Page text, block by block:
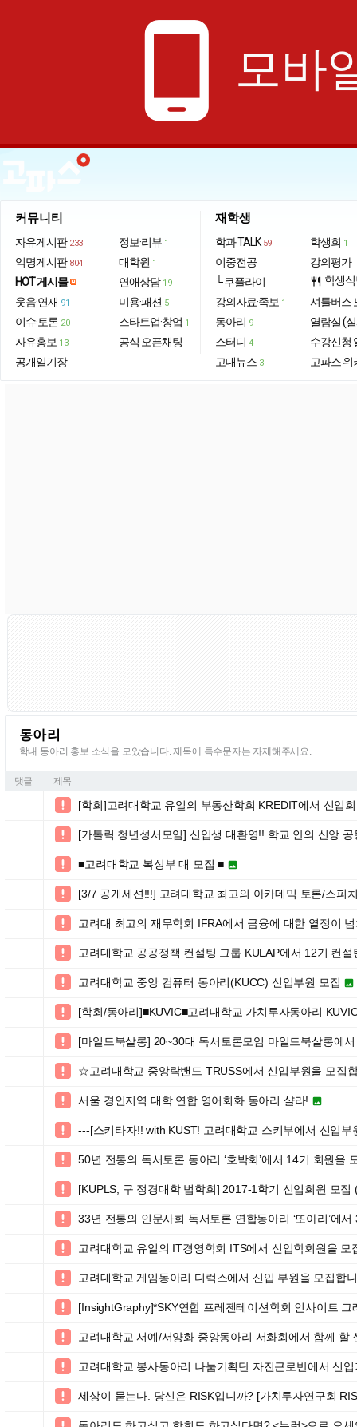
phone_android 모바
커뮤니티
자유게시판 233
익명게시판 804
HOT 게시물
웃음·연재 91
이슈·토론 20
자유홍보 13
공개일기장
정보·리뷰 1
대학원 1
연애상담 19
미용·패션 5
스타트업·창업 1
공식 오픈채팅
재학생
학과 TALK 59
이중전공
└ 쿠플라이
강의자료·족보 1
동아리 9
스터디 4
고대뉴스 3
학생회 1
강의평가
restaurant 학생
셔틀버스
열람실 (
수강신청
고파스 위
동아리
학내 동아리 홍보 소식을 모았습니다. 제목에 특수문자는 자제해주세요.
댓글 제목
 [학회]고려대학교 유일의 부동산학회 KREDIT에서 신입
 [가톨릭 청년성서모임] 신입생 대환영!! 학교 안의 신앙
 ■고려대학교 복싱부 대 모집 ■ 
 [3/7 공개세션!!!] 고려대학교 최고의 아카데믹 토론/스피
 고려대 최고의 재무학회 IFRA에서 금융에 대한 열정이
 고려대학교 공공정책 컨설팅 그룹 KULAP에서 12기 컨
 고려대학교 중앙 컴퓨터 동아리(KUCC) 신입부원 모집 
 [학회/동아리]■KUVIC■고려대학교 가치투자동아리
 [마일드북살롱] 20~30대 독서토론모임 마일드북살롱에
 ☆고려대학교 중앙락밴드 TRUSS에서 신입부원을 모집
 서울 경인지역 대학 연합 영어회화 동아리 샬라! 
 ---[스키타자!! with KUST! 고려대학교 스키부에서 신입부
 50년 전통의 독서토론 동아리 ‘호박회’에서 14기 회원을
 [KUPLS, 구 정경대학 법학회] 2017-1학기 신입회원 모집
 33년 전통의 인문사회 독서토론 연합동아리 ‘또아리’에
 고려대학교 유일의 IT경영학회 ITS에서 신입학회원을 모
 고려대학교 게임동아리 디럭스에서 신입 부원을 모집합
 [InsightGraphy]*SKY연합 프레젠테이션학회 인사이트
 고려대학교 서예/서양화 중앙동아리 서화회에서 함께 할
 고려대학교 봉사동아리 나눔기획단 자진근로반에서 신
 세상이 묻는다. 당신은 RISK입니까? [가치투자연구회